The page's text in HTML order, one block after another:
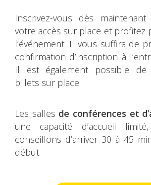
Inscrivez-vous dès
votre accès sur place et profitez
l’événement. Il vous suffira de
confirmation d’inscription à
Il est également possible de
billets sur place.
Les salles de conférences et
une capacité d’accueil
conseillons d’arriver 30 à 45
début.